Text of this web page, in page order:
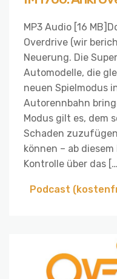
MP3 Audio [16
Overdrive (wir
Neuerung. Die
Automodelle, die
neuen Spielmodus
Autorennbahn
Modus gilt es, dem
Schaden
können – ab
Kontrolle über das […]
Podcast